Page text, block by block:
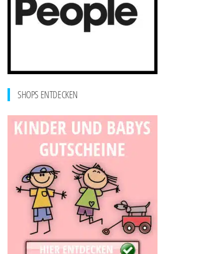
SHOPS ENTDECKEN